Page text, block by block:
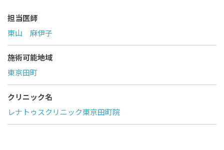
担当医師
東山 麻伊子
施術可能地域
東京田町
クリニック名
レナトゥスクリニック東京田町院